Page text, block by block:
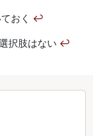
おく ↩
択肢はない ↩